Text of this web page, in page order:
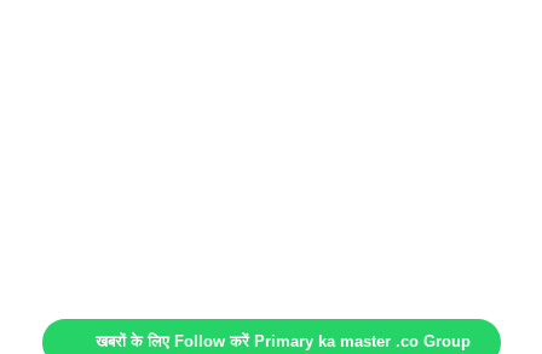
खबरों के लिए Follow करें Primary ka master .co Group